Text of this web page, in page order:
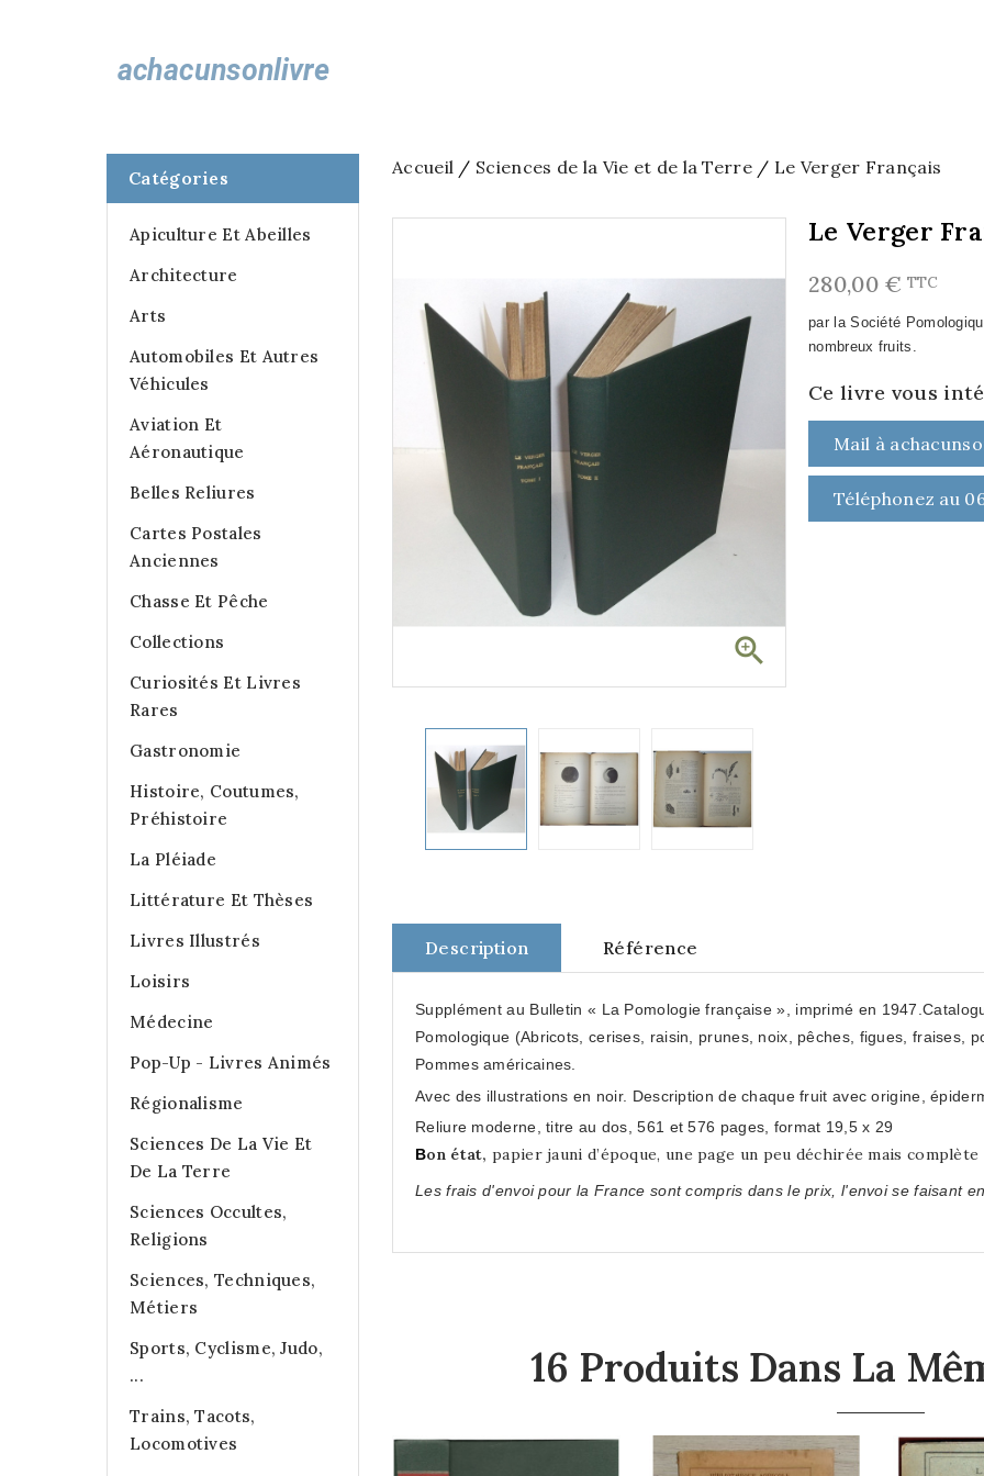
Catégories
Apiculture Et Abeilles
Architecture
Arts
Automobiles Et Autres
Véhicules
Aviation Et
Aéronautique
Belles Reliures
Cartes Postales
Anciennes
Chasse Et Pêche
Collections
Curiosités Et Livres
Rares
Gastronomie
Histoire, Coutumes,
Préhistoire
La Pléiade
Littérature Et Thèses
Livres Illustrés
Loisirs
Médecine
Pop-Up - Livres Animés
Régionalisme
Sciences De La Vie Et
De La Terre
Sciences Occultes,
Religions
Sciences, Techniques,
Métiers
Sports, Cyclisme, Judo,
...
Trains, Tacots,
Locomotives
Accueil Sciences de la Vie et de la Terre Le Verger Français

Le Verger
280,00 € TTC
par la Société
nombreux fruits.
Ce livre vous
Mail à
Téléphonez au
Description Référence
Supplément au Bulletin « La Pomologie française », imprimé en 1947 .
Pomologique (Abricots, cerises, raisin, prunes, noix, pêches, figues, fraises,
Pommes américaines.
Avec des illustrations en noir. Description de chaque fruit avec origine,
Reliure moderne, titre au dos, 561 et 576 pages, format 19,5 x 29
Bon état, papier jauni d’époque, une page un peu déchirée mais complète
Les frais d'envoi pour la France sont compris dans le prix, l'envoi se faisant
16 Produits Dans La